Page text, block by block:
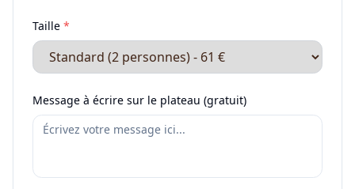
Taille *
Message à écrire sur le plateau (gratuit)